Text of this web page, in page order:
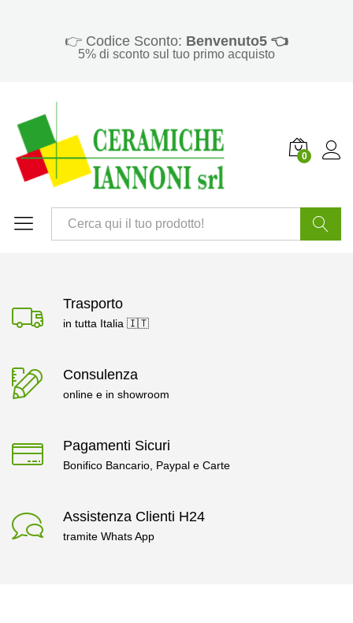
👉 Codice Sconto: Benvenuto5 👈
5% di sconto sul tuo primo acquisto
0
Trasporto
in tutta Italia 🇮🇹
Consulenza
online e in showroom
Pagamenti Sicuri
Bonifico Bancario, Paypal e Carte
Assistenza Clienti H24
tramite Whats App